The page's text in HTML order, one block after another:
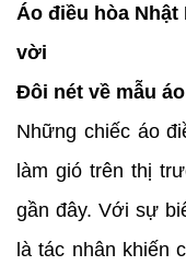
Áo điều hòa Nhật
vời
Đôi nét về mẫu
Những chiếc áo
làm gió trên thị
gần đây. Với sự
là tác nhân khiến